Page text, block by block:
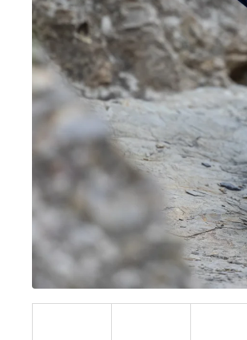
395 Kč